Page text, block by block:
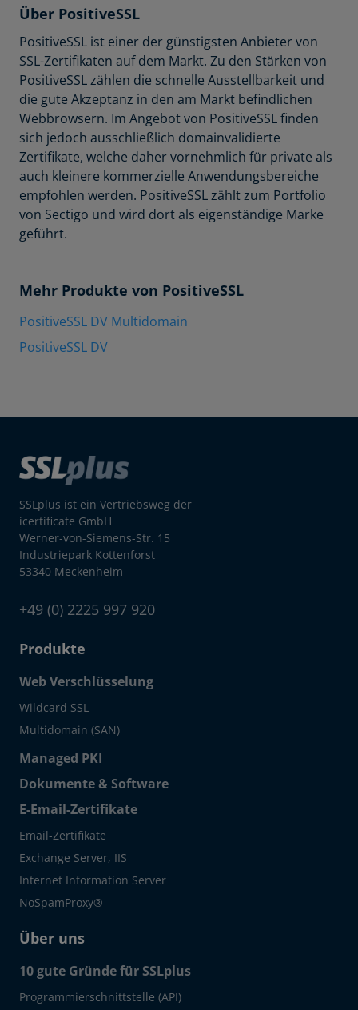
Über PositiveSSL
PositiveSSL ist einer der günstigsten Anbieter von
SSL-Zertifikaten auf dem Markt. Zu den Stärken von
PositiveSSL zählen die schnelle Ausstellbarkeit und
die gute Akzeptanz in den am Markt befindlichen
Webbrowsern. Im Angebot von PositiveSSL finden
sich jedoch ausschließlich domainvalidierte
Zertifikate, welche daher vornehmlich für private als
auch kleinere kommerzielle Anwendungsbereiche
empfohlen werden. PositiveSSL zählt zum Portfolio
von Sectigo und wird dort als eigenständige Marke
geführt.
Mehr Produkte von PositiveSSL
PositiveSSL DV Multidomain
PositiveSSL DV
SSLplus ist ein Vertriebsweg der
icertificate GmbH
Werner-von-Siemens-Str. 15
Industriepark Kottenforst
53340 Meckenheim
+49 (0) 2225 997 920
Produkte
Web Verschlüsselung
Wildcard SSL
Multidomain (SAN)
Managed PKI
Dokumente & Software
E-Email-Zertifikate
Email-Zertifikate
Exchange Server, IIS
Internet Information Server
NoSpamProxy®
Über uns
10 gute Gründe für SSLplus
Programmierschnittstelle (API)